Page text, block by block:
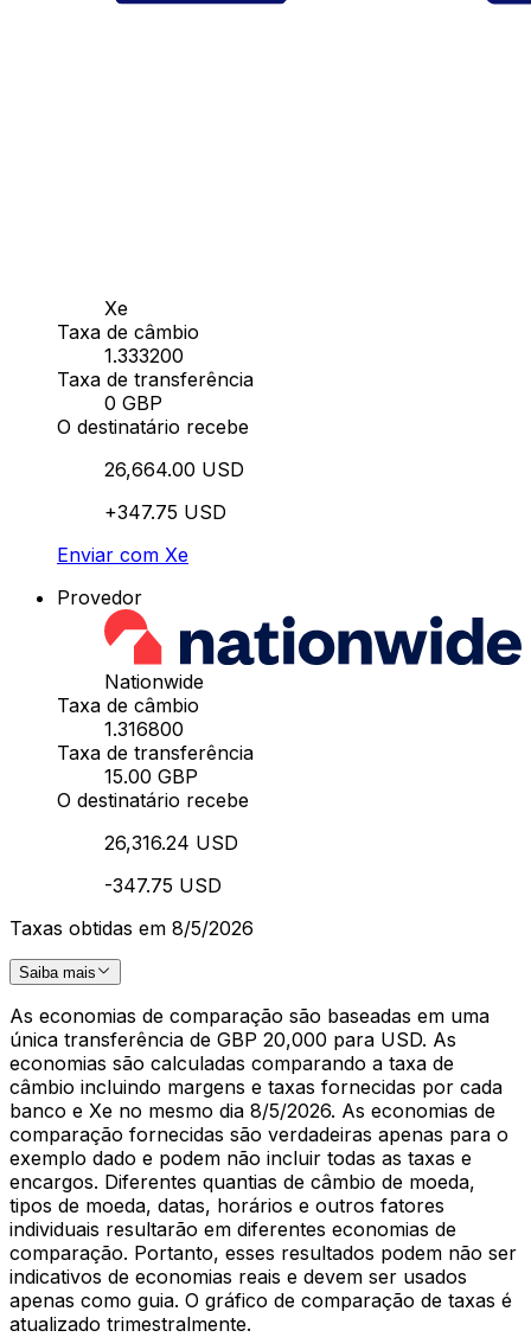
Xe
Taxa de câmbio
1.333200
Taxa de transferência
0 GBP
O destinatário recebe
26,664.00 USD
+347.75 USD
Enviar com Xe
Provedor
Nationwide
Taxa de câmbio
1.316800
Taxa de transferência
15.00 GBP
O destinatário recebe
26,316.24 USD
-347.75 USD
Taxas obtidas em 8/5/2026
Saiba mais
As economias de comparação são baseadas em uma
única transferência de GBP 20,000 para USD. As
economias são calculadas comparando a taxa de
câmbio incluindo margens e taxas fornecidas por cada
banco e Xe no mesmo dia 8/5/2026. As economias de
comparação fornecidas são verdadeiras apenas para o
exemplo dado e podem não incluir todas as taxas e
encargos. Diferentes quantias de câmbio de moeda,
tipos de moeda, datas, horários e outros fatores
individuais resultarão em diferentes economias de
comparação. Portanto, esses resultados podem não ser
indicativos de economias reais e devem ser usados
apenas como guia. O gráfico de comparação de taxas é
atualizado trimestralmente.